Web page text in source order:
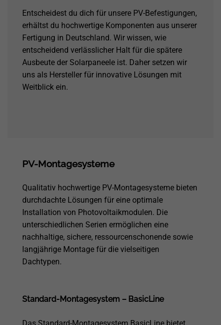
Entscheidest du dich für unsere PV-Befestigungen,
erhältst du hochwertige Komponenten aus unserer
Fertigung in Deutschland. Wir wissen, wie
entscheidend verlässlicher Halt für die spätere
Ausbeute der Solarpaneele ist. Daher setzen wir
uns als Hersteller für innovative Lösungen mit
Weitblick ein.
PV-Montagesysteme
Qualitativ hochwertige PV-Montagesysteme bieten
durchdachte Lösungen für eine optimale
Installation von Photovoltaikmodulen. Die
unterschiedlichen Serien ermöglichen eine
nachhaltige, sichere, ressourcenschonende sowie
langjährige Montage für die vielseitigen
Dachtypen.
Standard-Montagesystem – BasicLine